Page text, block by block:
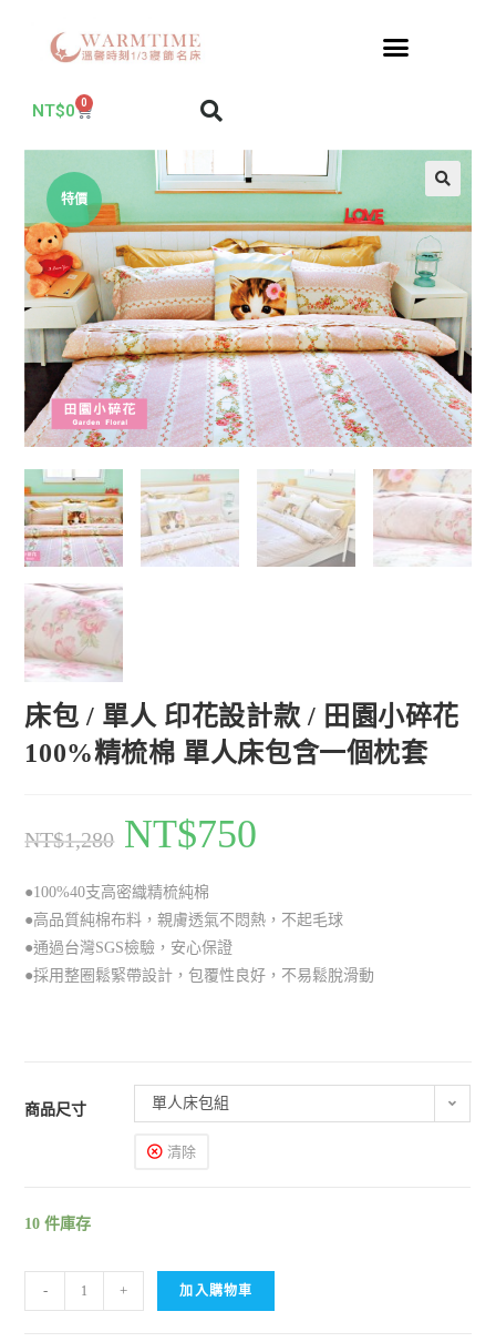
NT$0 0
特價
床包 / 單人 印花設計款 / 田園小碎花
100%精梳棉 單人床包含一個枕套
NT$1,280 NT$750
●100%40支高密織精梳純棉
●高品質純棉布料，親膚透氣不悶熱，不起毛球
●通過台灣SGS檢驗，安心保證
●採用整圈鬆緊帶設計，包覆性良好，不易鬆脫滑動
商品尺寸 單人床包組
清除
10 件庫存
- + 加入購物車